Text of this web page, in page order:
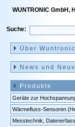
WUNTRONIC GmbH,
Suche:
überspringen
Über Wuntronic
News und
Produkte
Geräte zur
Wärmefluss-Sensoren
Messtechnik,